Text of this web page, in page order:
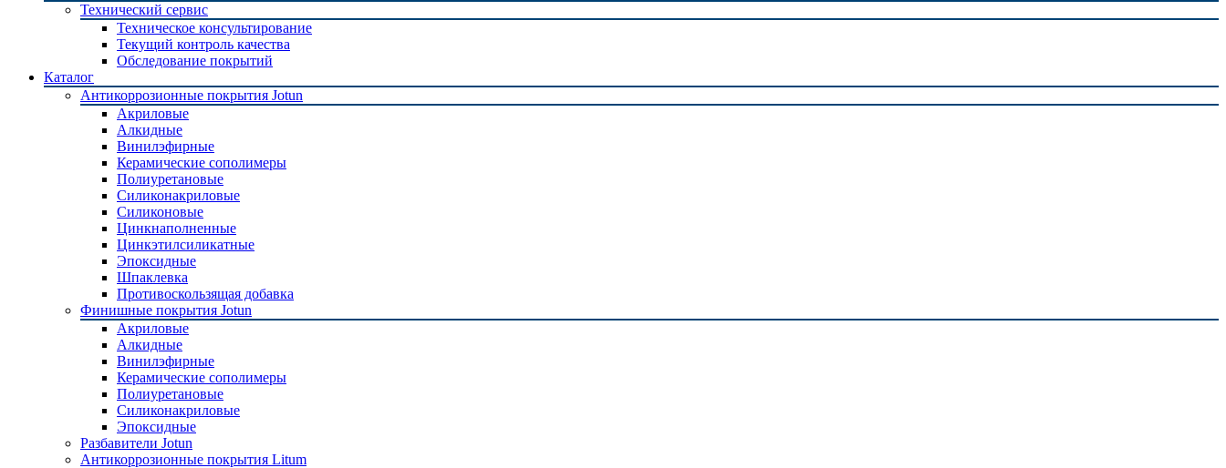
Технический сервис
Техническое консультирование
Текущий контроль качества
Обследование покрытий
Каталог
Антикоррозионные покрытия Jotun
Акриловые
Алкидные
Винилэфирные
Керамические сополимеры
Полиуретановые
Силиконакриловые
Силиконовые
Цинкнаполненные
Цинкэтилсиликатные
Эпоксидные
Шпаклевка
Противоскользящая добавка
Финишные покрытия Jotun
Акриловые
Алкидные
Винилэфирные
Керамические сополимеры
Полиуретановые
Силиконакриловые
Эпоксидные
Разбавители Jotun
Антикоррозионные покрытия Litum